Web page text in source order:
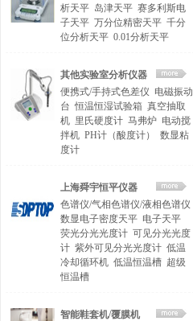
析天平 岛津天平 赛多利斯电
子天平 万分位精密天平 千分
位分析天平 0.01分析天平
其他实验室分析仪器
便携式/手持式色差仪 电磁振动
台 恒温恒湿试验箱 真空抽取
机 里氏硬度计 马弗炉 电动搅
拌机 PH计（酸度计）
数显粘
度计
上海舜宇恒平仪器
色谱仪/气相色谱仪/液相色谱仪
数显电子密度天平 电子天平
荧光分光光度计 可见分光光度
计 紫外可见分光光度计 低温
冷却循环机 低温恒温槽 超级
恒温槽
智能鞋套机/覆膜机